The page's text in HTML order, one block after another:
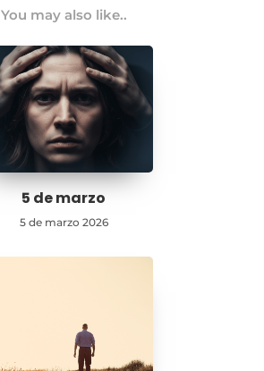
You may also like..
5 de marzo
5 de marzo 2026